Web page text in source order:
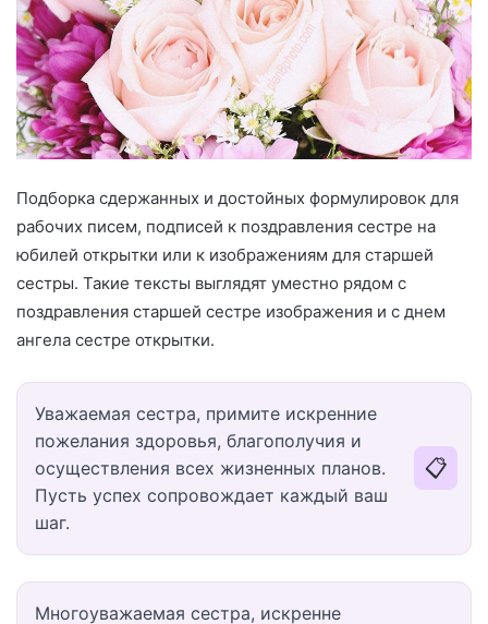
Подборка сдержанных и достойных формулировок для
рабочих писем, подписей к поздравления сестре на
юбилей открытки или к изображениям для старшей
сестры. Такие тексты выглядят уместно рядом с
поздравления старшей сестре изображения и с днем
ангела сестре открытки.
Уважаемая сестра, примите искренние
пожелания здоровья, благополучия и
осуществления всех жизненных планов.
Пусть успех сопровождает каждый ваш
шаг.
📋
Многоуважаемая сестра, искренне